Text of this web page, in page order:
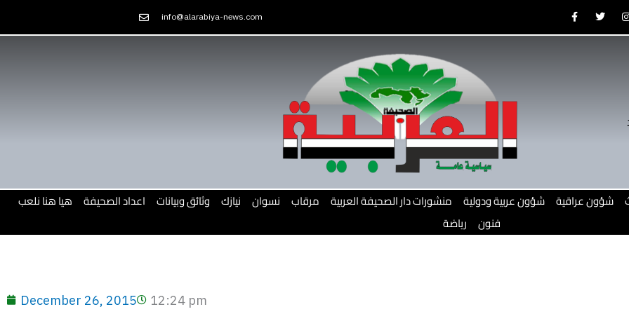
to
info@alarabiya-news.com F
a
e
T
w
t
I
t
شؤون عراقية شؤون عربية ودولية منشورات دار الصحيفة العربية مرقاب نسوان نيازك وثائق وبيانات اعداد الصحيفة هيا هنا نلعب
فنون رياضة
December 26, 2015 12:24 pm